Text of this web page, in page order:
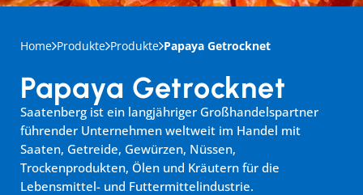
Home Produkte Produkte Papaya Getrocknet
Saatenberg ist ein langjähriger Großhandelspartner
führender Unternehmen weltweit im Handel mit
Saaten, Getreide, Gewürzen, Nüssen,
Trockenprodukten, Ölen und Kräutern für die
Lebensmittel- und Futtermittelindustrie.
Papaya Getrocknet